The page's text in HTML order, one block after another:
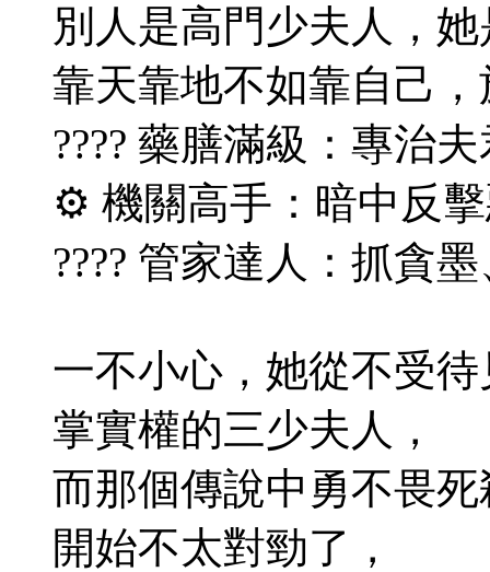
別人是高門少夫人，
靠天靠地不如靠自己
???? 藥膳滿級：專治
⚙️ 機關高手：暗中反
???? 管家達人：抓貪
一不小心，她從不受
掌實權的三少夫人，
而那個傳說中勇不畏
開始不太對勁了，